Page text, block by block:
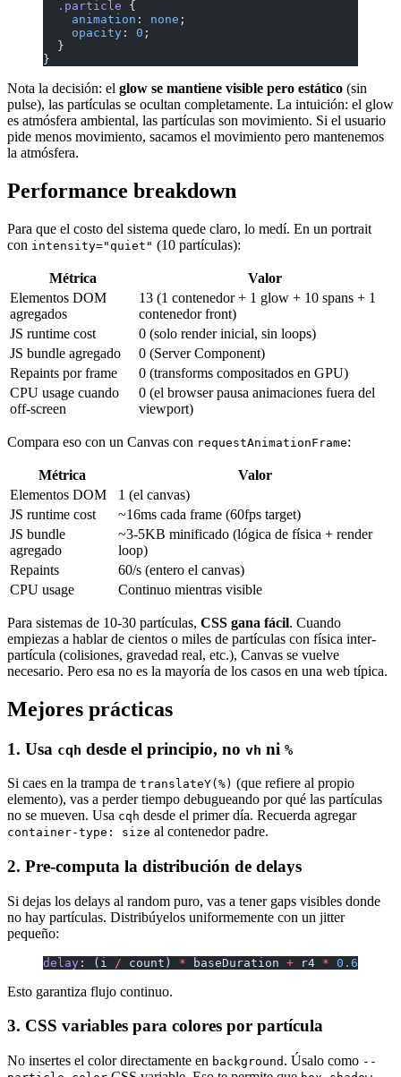
  .particle
{
    animation
: none ;
    opacity
: 0 ;
  }
}
Nota la decisión: el glow se mantiene visible pero estático (sin
pulse), las partículas se ocultan completamente. La intuición: el glow
es atmósfera ambiental, las partículas son movimiento. Si el usuario
pide menos movimiento, sacamos el movimiento pero mantenemos
la atmósfera.
Performance breakdown
Para que el costo del sistema quede claro, lo medí. En un portrait
con intensity="quiet" (10 partículas):
Métrica
Valor
Elementos DOM
agregados
13 (1 contenedor + 1 glow + 10 spans + 1
contenedor front)
JS runtime cost
0 (solo render inicial, sin loops)
JS bundle agregado
0 (Server Component)
Repaints por frame
0 (transforms compositados en GPU)
CPU usage cuando
off-screen
0 (el browser pausa animaciones fuera del
viewport)
Compara eso con un Canvas con requestAnimationFrame:
Métrica
Valor
Elementos DOM
1 (el canvas)
JS runtime cost
~16ms cada frame (60fps target)
JS bundle
agregado
~3-5KB minificado (lógica de física + render
loop)
Repaints
60/s (entero el canvas)
CPU usage
Continuo mientras visible
Para sistemas de 10-30 partículas, CSS gana fácil. Cuando
empiezas a hablar de cientos o miles de partículas con física inter-
partícula (colisiones, gravedad real, etc.), Canvas se vuelve
necesario. Pero esa no es la mayoría de los casos en una web típica.
Mejores prácticas
1. Usa cqh desde el principio, no vh ni %
Si caes en la trampa de translateY(%) (que refiere al propio
elemento), vas a perder tiempo debugueando por qué las partículas
no se mueven. Usa cqh desde el primer día. Recuerda agregar
container-type: size al contenedor padre.
2. Pre-computa la distribución de delays
Si dejas los delays al random puro, vas a tener gaps visibles donde
no hay partículas. Distribúyelos uniformemente con un jitter
pequeño:
delay : (i / count) * baseDuration + r4 * 0.6
Esto garantiza flujo continuo.
3. CSS variables para colores por partícula
No insertes el color directamente en background . Úsalo como --